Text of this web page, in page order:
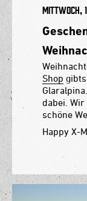
Mittwoch,
Shop
dabei.
schöne
Happy X-